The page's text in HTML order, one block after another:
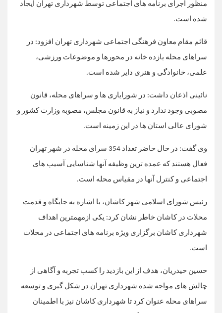
منظور اجرای برنامه های اجتماعی توسط شهرداری تهران ایجاد
شده است.
قائم مقام معاون فرهنگی اجتماعی شهرداری تهران افزود: در
سراهای محله یازده خانه در محورها و موضوعات ورزشی،
علمی، خانوادگی و هنری دایر شده است.
نائینی اذعان داشت: در شورایاری ها و سراهای محله، قانون
مصوبی وجود ندارد و نیاز به قانون مجلس، مصوبه وزارت کشور و
شورای عالی استان ها در این زمینه است.
وی گفت: در حال حاضر تعداد 354 سرای محله در شهر تهران
فعال هستند که عمده ترین وظیفه آنها شناسایی آسیب های
اجتماعی و کنترل آنها در مقیاس محله است.
رئیس شورای اسلامی شهر کاشان، با اشاره به جایگاه و قدمت
محلات در کاشان خاطر نشان کرد: یکی ازمهمترین اهداف
شهرداری کاشان برگزاری ویژه برنامه های اجتماعی در محلات
است.
حسین حیدریان، هدف از این بازدید را کسب تجربه و آگاهی از
چالش های مواجه شده شهرداری تهران در شکل گیری و توسعه
سراهای محله عنوان کرد تا شهرداری کاشان نیز با اطمینان